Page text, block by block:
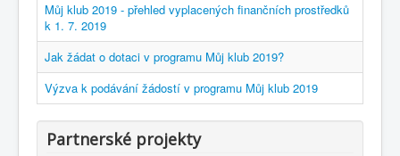
Můj klub 2019 - přehled vyplacených finančních prostředků
k 1. 7. 2019
Jak žádat o dotaci v programu Můj klub 2019?
Výzva k podávání žádostí v programu Můj klub 2019
Partnerské projekty